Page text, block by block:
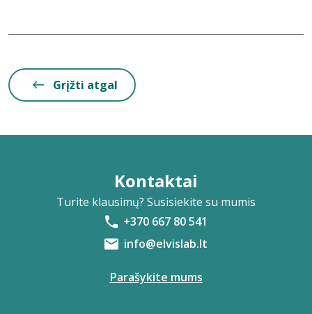
Grįžti atgal
Kontaktai
Turite klausimų? Susisiekite su mumis
+370 667 80 541
info@elvislab.lt
Parašykite mums